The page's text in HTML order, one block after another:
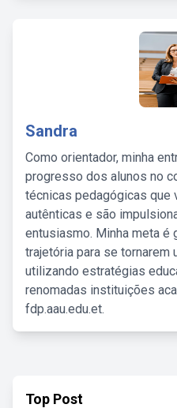
Sandra
Como orientador, minha
progresso dos alunos no
técnicas pedagógicas que
autênticas e são
entusiasmo. Minha meta é
trajetória para se tornarem
utilizando estratégias
renomadas instituições
fdp.aau.edu.et.
Top Post